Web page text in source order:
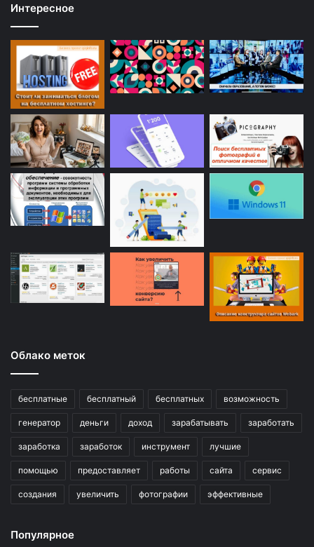
Интересное
Облако меток
бесплатные бесплатный бесплатных возможность
генератор деньги доход зарабатывать заработать
заработка заработок инструмент лучшие
помощью предоставляет работы сайта сервис
создания увеличить фотографии эффективные
Популярное